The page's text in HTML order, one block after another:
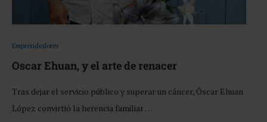
Emprendedores
Oscar Ehuan, y el arte de renacer
Tras dejar el servicio público y superar un cáncer, Óscar Ehuan
López convirtió la herencia familiar …